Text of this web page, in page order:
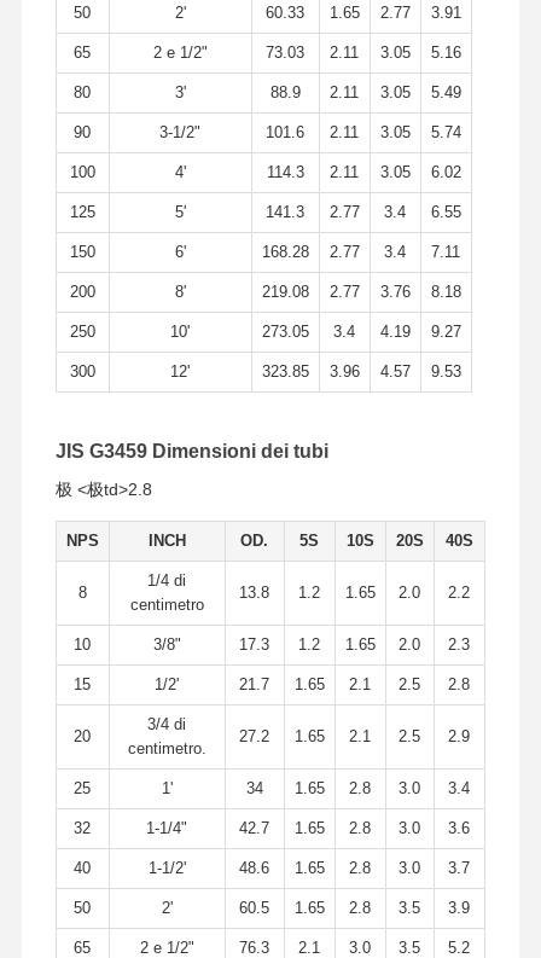
50 2' 60.33 1.65 2.77 3.91
65 2 e 1/2" 73.03 2.11 3.05 5.16
80 3' 88.9 2.11 3.05 5.49
90 3-1/2" 101.6 2.11 3.05 5.74
100 4' 114.3 2.11 3.05 6.02
125 5' 141.3 2.77 3.4 6.55
150 6' 168.28 2.77 3.4 7.11
200 8' 219.08 2.77 3.76 8.18
250 10' 273.05 3.4 4.19 9.27
300 12' 323.85 3.96 4.57 9.53
JIS G3459 Dimensioni dei tubi
极 <极td>2.8
NPS INCH OD. 5S 10S 20S 40S
8
1/4 di
centimetro
13.8 1.2 1.65 2.0 2.2
10 3/8" 17.3 1.2 1.65 2.0 2.3
15 1/2' 21.7 1.65 2.1 2.5 2.8
20
3/4 di
centimetro.
27.2 1.65 2.1 2.5 2.9
25 1' 34 1.65 2.8 3.0 3.4
32 1-1/4" 42.7 1.65 2.8 3.0 3.6
40 1-1/2' 48.6 1.65 2.8 3.0 3.7
50 2' 60.5 1.65 2.8 3.5 3.9
65 2 e 1/2" 76.3 2.1 3.0 3.5 5.2